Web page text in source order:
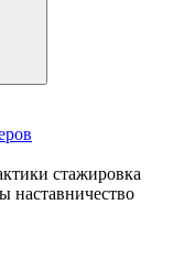
стажировка
наставничество